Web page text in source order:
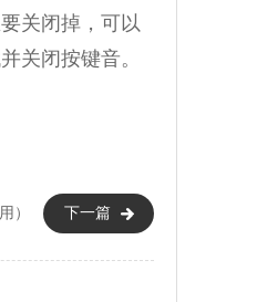
关闭掉，可以
关闭按键音。
下一篇
）